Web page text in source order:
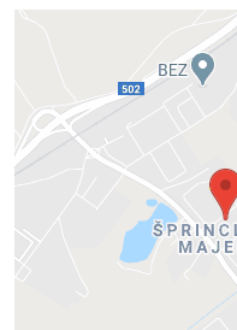
Externý obsah
Prajete si načítať
Povoliť
Povoliť a zapamätať
cookie: